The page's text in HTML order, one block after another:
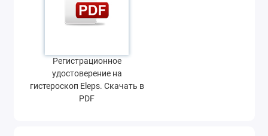
Регистрационное
удостоверение на
гистероскоп Eleps. Скачать в
PDF